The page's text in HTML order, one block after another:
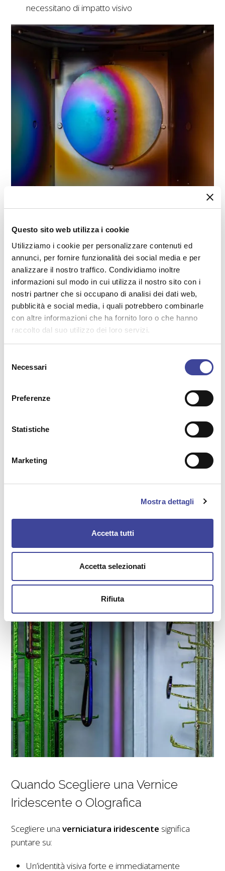
Questo sito web utilizza i cookie
Utilizziamo i cookie per personalizzare contenuti ed
annunci, per fornire funzionalità dei social media e per
analizzare il nostro traffico. Condividiamo inoltre
informazioni sul modo in cui utilizza il nostro sito con i
nostri partner che si occupano di analisi dei dati web,
pubblicità e social media, i quali potrebbero combinarle
con altre informazioni che ha fornito loro o che hanno
raccolto dal suo utilizzo dei loro servizi.
delNecessari
Preferenze
Statistiche
Marketing
Mostra dettagli
Accetta tutti
Accetta selezionati
Rifiuta
necessitano di impatto visivo
Verniciatura a Liquido con
Tecnologia NitroThermSpray
Per ottenere effetti decorativi di alta qualità
Nordest LINE utilizza un sistema evoluto di
verniciatura a liquido con tecnologia
NitroThermSpray. Questo sistema, basato sull’uso di
compressa tradizionale, consente di:
adesione e la distensione della
finitura più liscia, omogenea e
pulita
Stabilizzare le condizioni ambientali durante la
iridescenti,
verniciatura a liquido
Quando Scegliere una Vernice
Iridescente o Olografica
Scegliere unaverniciatura iridescente significa
puntare su:
Un’identità visiva forte e immediatamente